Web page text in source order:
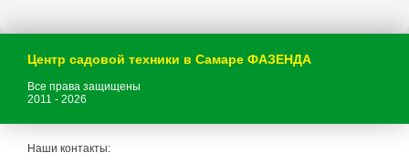
Центр садовой техники в Самаре ФАЗЕНДА
Все права защищены
2011 - 2026
Наши контакты: